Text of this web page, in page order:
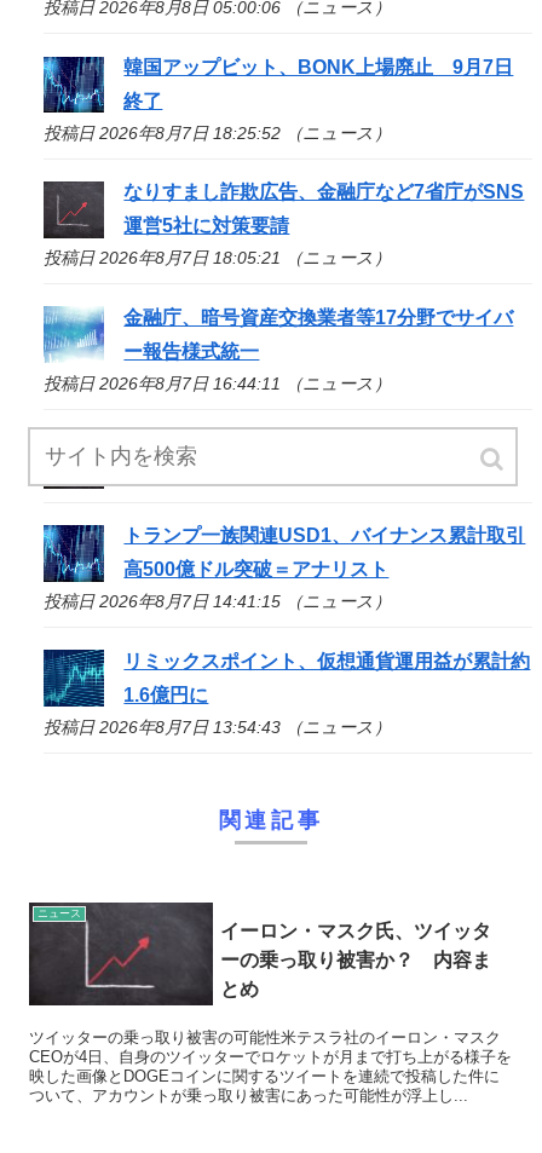
投稿日 2026年8月8日 05:00:06 （ニュース）
韓国アップビット、BONK上場廃止 9月7日
終了
投稿日 2026年8月7日 18:25:52 （ニュース）
なりすまし詐欺広告、金融庁など7省庁がSNS
運営5社に対策要請
投稿日 2026年8月7日 18:05:21 （ニュース）
金融庁、暗号資産交換業者等17分野でサイバ
ー報告様式統一
投稿日 2026年8月7日 16:44:11 （ニュース）
コインチェック、1銘柄の上場廃止を発表
トランプ一族関連USD1、バイナンス累計取引
高500億ドル突破＝アナリスト
投稿日 2026年8月7日 14:41:15 （ニュース）
リミックスポイント、仮想通貨運用益が累計約
1.6億円に
投稿日 2026年8月7日 13:54:43 （ニュース）
関連記事
ニュース
イーロン・マスク氏、ツイッタ
ーの乗っ取り被害か？ 内容ま
とめ
ツイッターの乗っ取り被害の可能性米テスラ社のイーロン・マスク
CEOが4日、自身のツイッターでロケットが月まで打ち上がる様子を
映した画像とDOGEコインに関するツイートを連続で投稿した件に
ついて、アカウントが乗っ取り被害にあった可能性が浮上し...